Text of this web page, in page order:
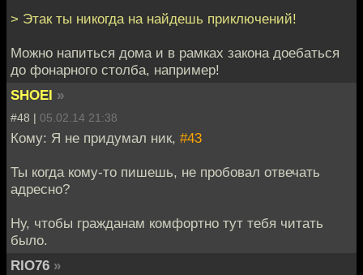
> Этак ты никогда на найдешь приключений!
Можно напиться дома и в рамках закона доебаться
до фонарного столба, например!
SHOEI »
#48 | 05.02.14 21:38
Кому: Я не придумал ник, #43
Ты когда кому-то пишешь, не пробовал отвечать
адресно?
Ну, чтобы гражданам комфортно тут тебя читать
было.
RIO76 »